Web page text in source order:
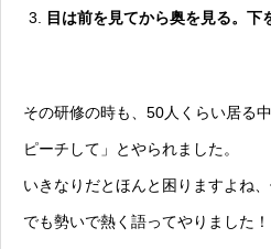
目は前を見てから奥を見る。下
その研修の時も、50人くらい居る
ピーチして」とやられました。
いきなりだとほんと困りますよね
でも勢いで熱く語ってやりました！